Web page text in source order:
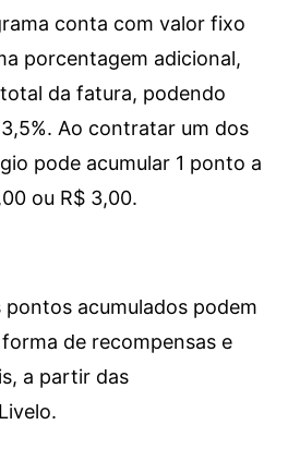
conta com valor fixo
porcentagem adicional,
da fatura, podendo
Ao contratar um dos
pode acumular 1 ponto a
ou R$ 3,00.
acumulados podem
de recompensas e
a partir das